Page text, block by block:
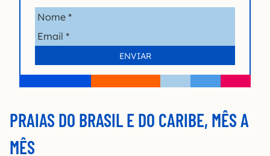
PRAIAS DO BRASIL E DO CARIBE, MÊS A
MÊS